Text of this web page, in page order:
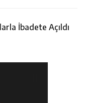
İbadete Açıldı